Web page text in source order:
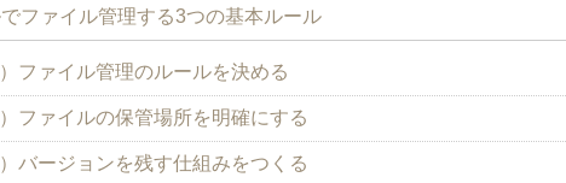
ファイル管理する3つの基本ルール
）ファイル管理のルールを決める
）ファイルの保管場所を明確にする
）バージョンを残す仕組みをつくる